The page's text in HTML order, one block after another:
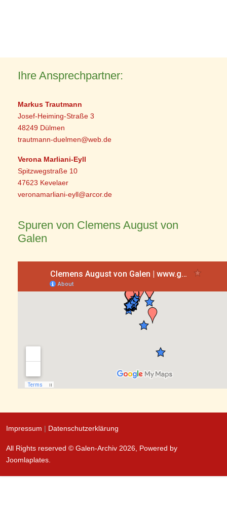
Ihre Ansprechpartner:
Markus Trautmann
Josef-Heiming-Straße 3
48249 Dülmen
trautmann-duelmen@web.de
Verona Marliani-Eyll
Spitzwegstraße 10
47623 Kevelaer
veronamarliani-eyll@arcor.de
Spuren von Clemens August von
Galen
Impressum | Datenschutzerklärung
All Rights reserved © Galen-Archiv 2026, Powered by
Joomlaplates